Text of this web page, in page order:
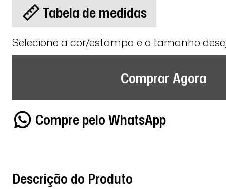
Tabela de medidas
Selecione a cor/estampa e o tamanho
Comprar Agora
Compre pelo WhatsApp
Descrição do Produto